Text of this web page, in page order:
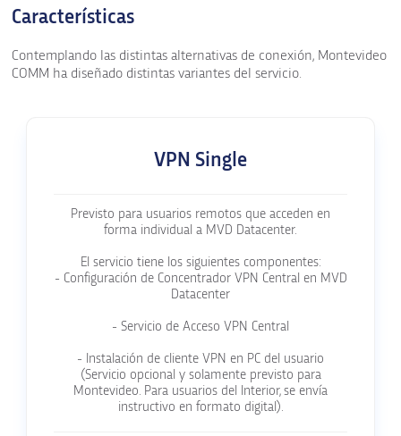
Características
Contemplando las distintas alternativas de conexión, Montevideo
COMM ha diseñado distintas variantes del servicio.
VPN Single
Previsto para usuarios remotos que acceden en
forma individual a MVD Datacenter.
El servicio tiene los siguientes componentes:
- Configuración de Concentrador VPN Central en MVD
Datacenter
- Servicio de Acceso VPN Central
- Instalación de cliente VPN en PC del usuario
(Servicio opcional y solamente previsto para
Montevideo. Para usuarios del Interior, se envía
instructivo en formato digital).